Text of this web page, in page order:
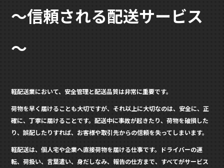
o
o
～信頼される配送サービス
～
軽配送業において、安全管理と配送品質は非常に重要です。
荷物を早く届けることも大切ですが、それ以上に大切なのは、 安全に、正
確に、丁寧に届けることです。配送中に事故が起きたり、荷物を破損した
り、誤配したりすれば、お客様や取引先からの信頼を失ってしまいます。
軽配送は、個人宅や企業へ直接荷物を届ける仕事です。ドライバーの運
転、荷扱い、言葉遣い、身だしなみ、報告の仕方まで、すべてがサービス